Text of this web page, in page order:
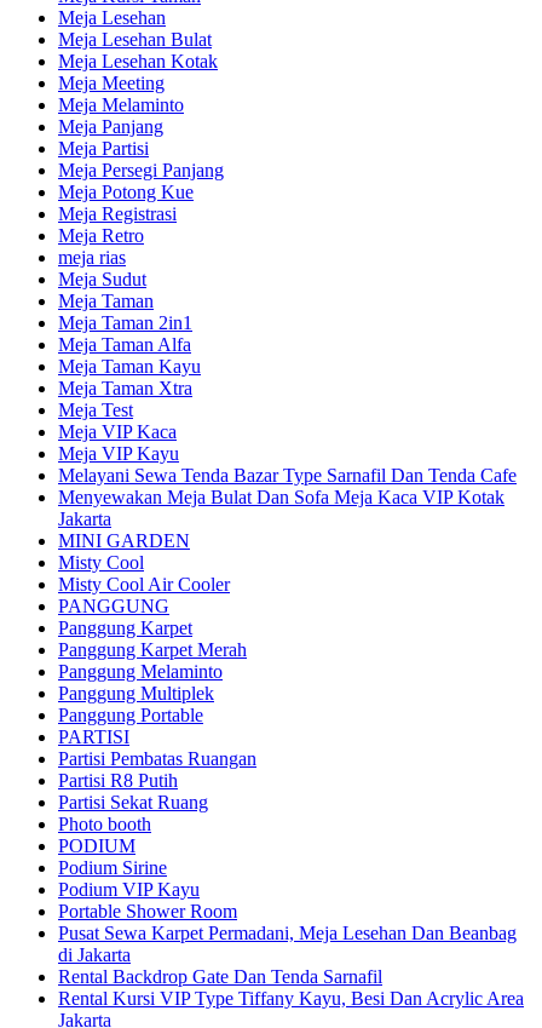
Meja Lesehan
Meja Lesehan Bulat
Meja Lesehan Kotak
Meja Meeting
Meja Melaminto
Meja Panjang
Meja Partisi
Meja Persegi Panjang
Meja Potong Kue
Meja Registrasi
Meja Retro
meja rias
Meja Sudut
Meja Taman
Meja Taman 2in1
Meja Taman Alfa
Meja Taman Kayu
Meja Taman Xtra
Meja Test
Meja VIP Kaca
Meja VIP Kayu
Melayani Sewa Tenda Bazar Type Sarnafil Dan Tenda Cafe
Menyewakan Meja Bulat Dan Sofa Meja Kaca VIP Kotak
Jakarta
MINI GARDEN
Misty Cool
Misty Cool Air Cooler
PANGGUNG
Panggung Karpet
Panggung Karpet Merah
Panggung Melaminto
Panggung Multiplek
Panggung Portable
PARTISI
Partisi Pembatas Ruangan
Partisi R8 Putih
Partisi Sekat Ruang
Photo booth
PODIUM
Podium Sirine
Podium VIP Kayu
Portable Shower Room
Pusat Sewa Karpet Permadani, Meja Lesehan Dan Beanbag
di Jakarta
Rental Backdrop Gate Dan Tenda Sarnafil
Rental Kursi VIP Type Tiffany Kayu, Besi Dan Acrylic Area
Jakarta